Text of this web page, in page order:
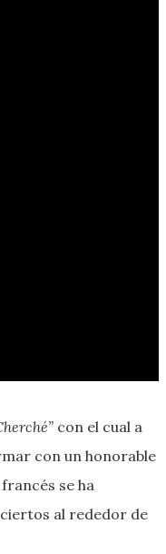
con el cual a
con un honorable
se ha
al rededor de